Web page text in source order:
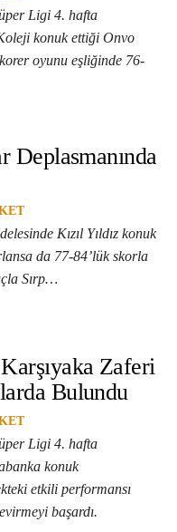
Ligi 4. hafta
konuk ettiği Onvo
oyunu eşliğinde 76-
Deplasmanında
Kızıl Yıldız konuk
da 77-84’lük skorla
Sırp…
Zaferi
Bulundu
Ligi 4. hafta
konuk
etkili performansı
başardı.